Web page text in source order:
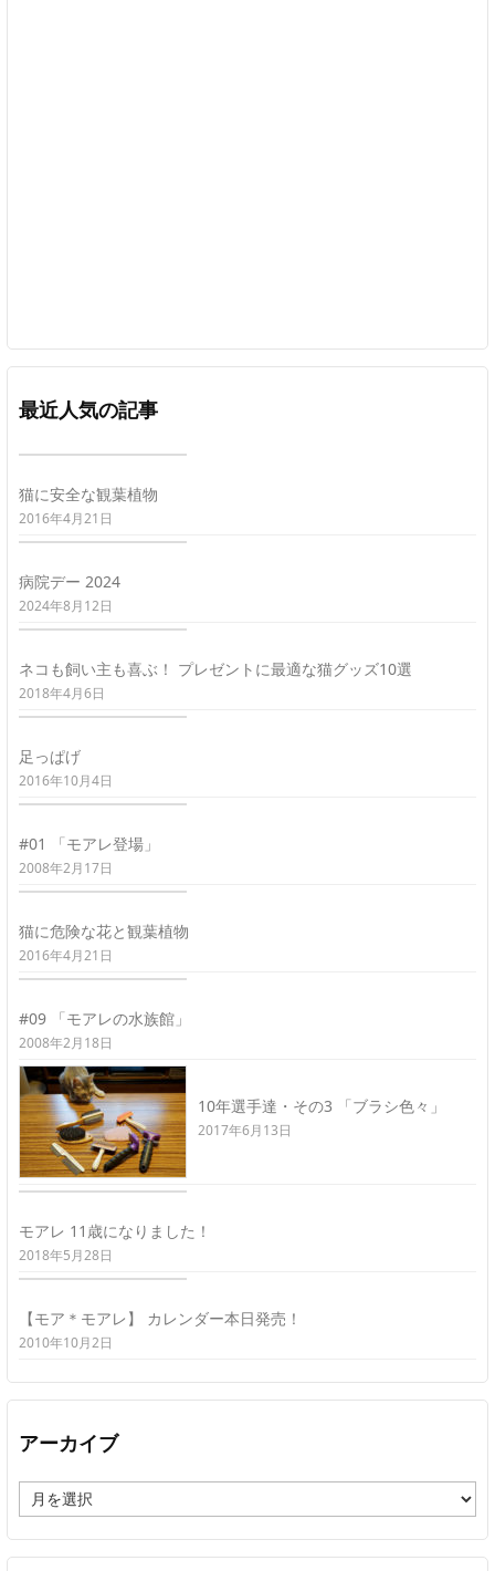
最近人気の記事
猫に安全な観葉植物
2016年4月21日
病院デー 2024
2024年8月12日
ネコも飼い主も喜ぶ！ プレゼントに最適な猫グッズ10選
2018年4月6日
足っぱげ
2016年10月4日
#01 「モアレ登場」
2008年2月17日
猫に危険な花と観葉植物
2016年4月21日
#09 「モアレの水族館」
2008年2月18日
10年選手達・その3 「ブラシ色々」
2017年6月13日
モアレ 11歳になりました！
2018年5月28日
【モア＊モアレ】 カレンダー本日発売！
2010年10月2日
アーカイブ
ー
カ
イ